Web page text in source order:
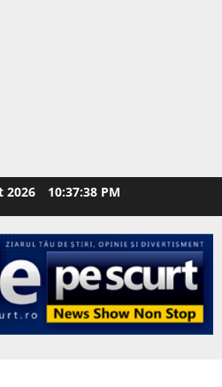
2026 10:37:39 PM